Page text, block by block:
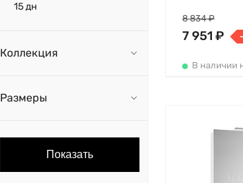
15 дн
Коллекция
Размеры
7 951 ₽
8 834 ₽
В наличии